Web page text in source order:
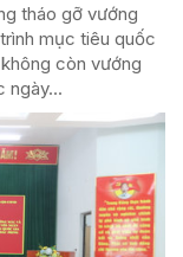
tháo gỡ vướng
mục tiêu quốc
còn vướng
ngày...